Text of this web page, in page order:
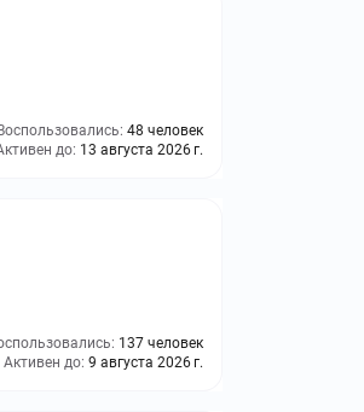
Воспользовались: 48 человек
до: 13 августа 2026 г.
137 человек
Активен до: 9 августа 2026 г.